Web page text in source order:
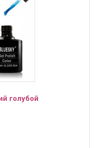
голубой